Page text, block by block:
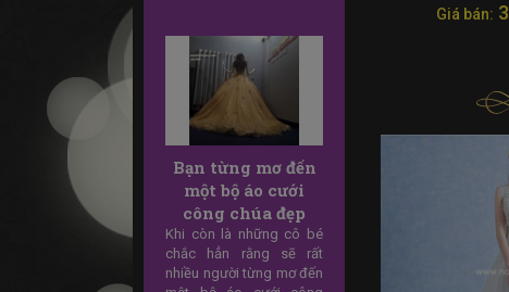
Trà lưu Mua VÁY
CƯỚI sở hữu ngày
càng lên...
Nếu bạn suy nghĩ việc sở
hữu một váy cưới sẽ rất
đắt đỏ thì sau bài viết này
Giá bán: